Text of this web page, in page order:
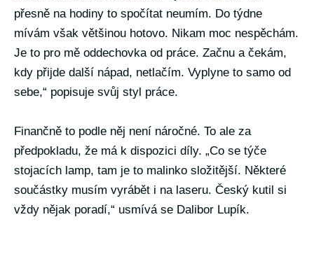
přesně na hodiny to spočítat neumím. Do týdne
mívám však většinou hotovo. Nikam moc nespěchám.
Je to pro mě oddechovka od práce. Začnu a čekám,
kdy přijde další nápad, netlačím. Vyplyne to samo od
sebe,“ popisuje svůj styl práce.
Finančně to podle něj není náročné. To ale za
předpokladu, že má k dispozici díly. „Co se týče
stojacích lamp, tam je to malinko složitější. Některé
součástky musím vyrábět i na laseru. Český kutil si
vždy nějak poradí,“ usmívá se Dalibor Lupík.